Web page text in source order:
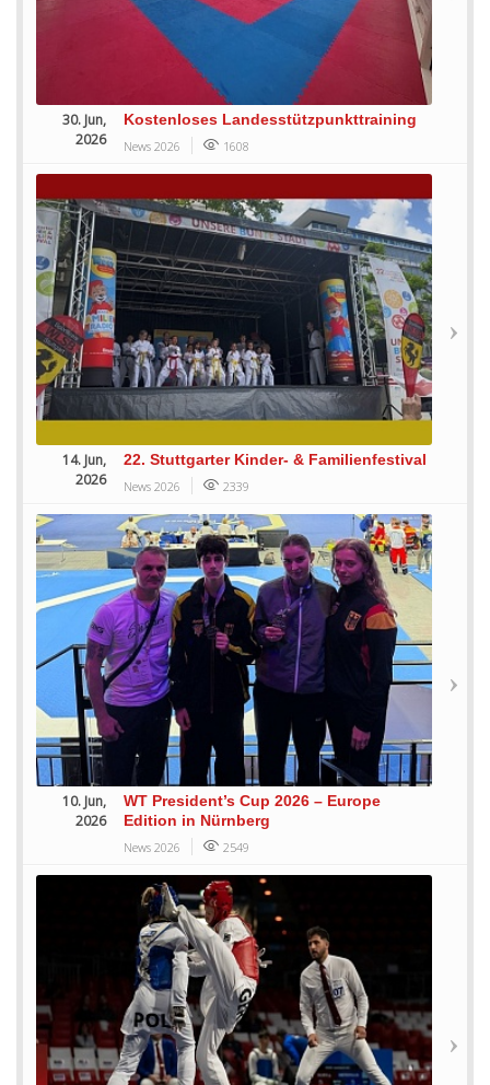
30. Jun,
2026
Kostenloses Landesstützpunkttraining
News 2026 1608
14. Jun,
2026
22. Stuttgarter Kinder- & Familienfestival
News 2026 2339
10. Jun,
2026
WT President’s Cup 2026 – Europe
Edition in Nürnberg
News 2026 2549